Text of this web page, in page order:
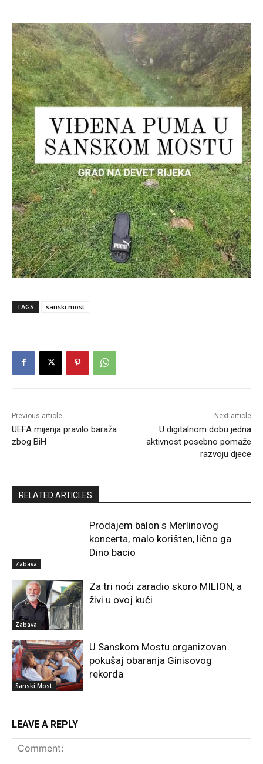
TAGS sanski most
Previous article
UEFA mijenja pravilo baraža
zbog BiH
Next article
U digitalnom dobu jedna
aktivnost posebno pomaže
razvoju djece
RELATED ARTICLES
Zabava
Prodajem balon s Merlinovog
koncerta, malo korišten, lično ga
Dino bacio
Zabava
Za tri noći zaradio skoro MILION, a
živi u ovoj kući
Sanski Most
U Sanskom Mostu organizovan
pokušaj obaranja Ginisovog
rekorda
LEAVE A REPLY